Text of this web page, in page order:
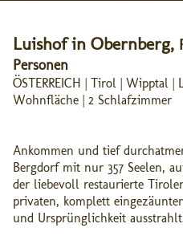
Luishof in Obernberg,
Personen
ÖSTERREICH | Tirol | Wipptal |
Wohnfläche | 2 Schlafzimmer
Ankommen und tief
Bergdorf mit nur 357 Seelen,
der liebevoll restaurierte
privaten, komplett
und Ursprünglichkeit